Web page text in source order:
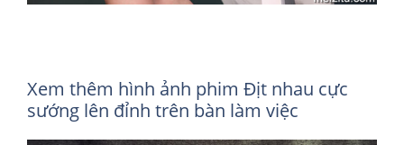
Xem thêm hình ảnh phim Địt nhau cực
sướng lên đỉnh trên bàn làm việc